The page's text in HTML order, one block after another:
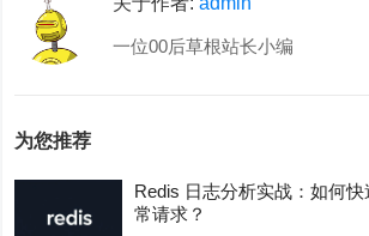
一位00后草根站长小编
为您推荐
Redis 日志分析实战：如何
常请求？